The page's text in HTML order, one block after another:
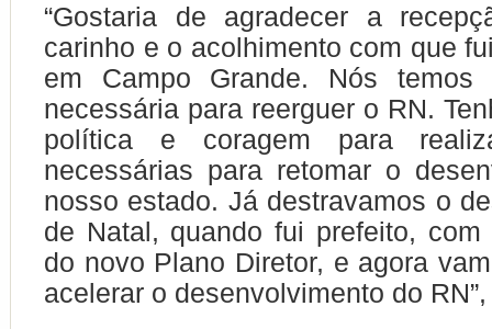
“Gostaria de agradecer a
carinho e o acolhimento com que
em Campo Grande. Nós temos
necessária para reerguer o RN.
política e coragem para
necessárias para retomar o
nosso estado. Já destravamos o
de Natal, quando fui prefeito, com
do novo Plano Diretor, e agora
acelerar o desenvolvimento do